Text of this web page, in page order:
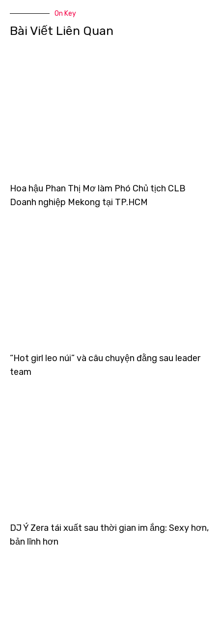
On Key
Bài Viết Liên Quan
Hoa hậu Phan Thị Mơ làm Phó Chủ tịch CLB
Doanh nghiệp Mekong tại TP.HCM
“Hot girl leo núi” và câu chuyện đằng sau leader
team
DJ Ý Zera tái xuất sau thời gian im ắng: Sexy hơn,
bản lĩnh hơn